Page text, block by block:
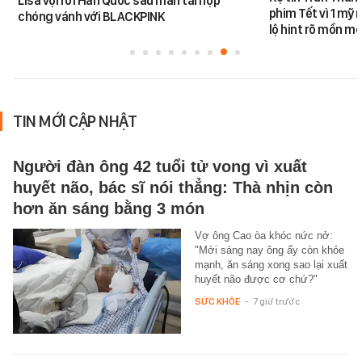
chóng vánh với BLACKPINK
phim Tết vì 1 mỹ
lộ hint rõ mồn
TIN MỚI CẬP NHẬT
Người đàn ông 42 tuổi tử vong vì xuất
huyết não, bác sĩ nói thẳng: Thà nhịn còn
hơn ăn sáng bằng 3 món
Vợ ông Cao òa khóc nức nở:
"Mới sáng nay ông ấy còn khỏe
mạnh, ăn sáng xong sao lại xuất
huyết não được cơ chứ?"
SỨC KHỎE - 7 giờ trước